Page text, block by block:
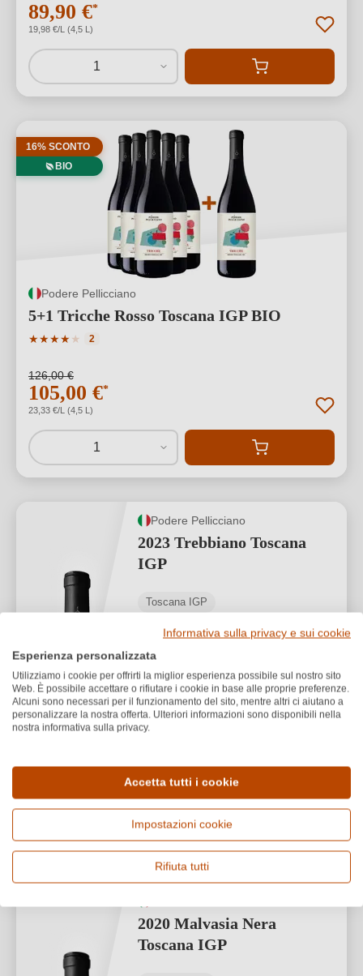
89,90 €*
19,98 €/L (4,5 L)
1
16% SCONTO
BIO
Podere Pellicciano
5+1 Tricche Rosso Toscana IGP BIO
★★★★★
Valutazione media di 4 su 5 stelle
2
126,00 €
105,00 €*
23,33 €/L (4,5 L)
1
Podere Pellicciano
2023 Trebbiano Toscana
IGP
Toscana IGP
28,00 €*
1
2020 Malvasia Nera
Toscana IGP
Informativa sulla privacy e sui cookie
Esperienza personalizzata
Utilizziamo i cookie per offrirti la miglior esperienza possibile sul nostro sito
Web. È possibile accettare o rifiutare i cookie in base alle proprie preferenze.
Alcuni sono necessari per il funzionamento del sito, mentre altri ci aiutano a
personalizzare la nostra offerta. Ulteriori informazioni sono disponibili nella
nostra informativa sulla privacy.
Accetta tutti i cookie
Impostazioni cookie
Rifiuta tutti